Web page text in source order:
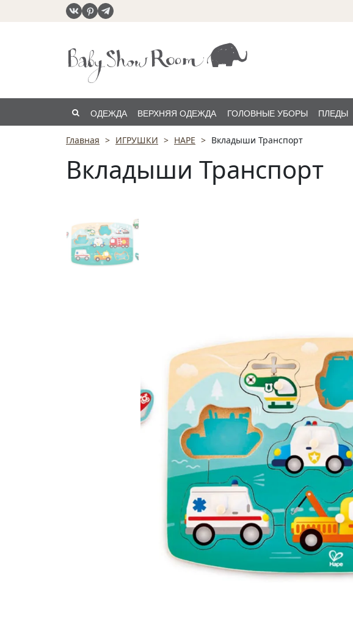
ОДЕЖДА ВЕРХНЯЯ ОДЕЖДА ГОЛОВНЫЕ УБОРЫ ПЛЕДЫ
РАСПРОДАЖА
Главная ИГРУШКИ HAPE Вкладыши Транспорт
Вкладыши Транспорт